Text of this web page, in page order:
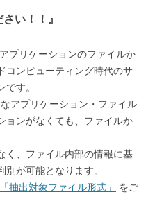
い！！』
プリケーションのファイルか
コンピューティング時代のサ
す。
アプリケーション・ファイル
ョンがなくても、ファイルか
く、ファイル内部の情報に基
が可能となります。
「抽出対象ファイル形式」
をご